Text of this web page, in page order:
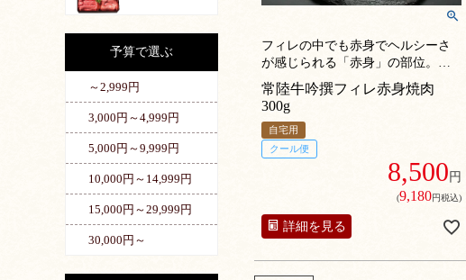
予算で選ぶ
～2,999円
3,000円～4,999円
5,000円～9,999円
10,000円～14,999円
15,000円～29,999円
30,000円～
フィレの中でも赤身でヘルシーさ
が感じられる「赤身」の部位。雑
味のない繊細な味わいが愉しめま
す。
常陸牛吟撰フィレ赤身焼肉
300g
自宅用
クール便
8,500 円
(9,180円税込)
詳細を見る